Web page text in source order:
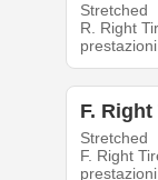
Stretched
R. Right
F. Right
Stretched
F. Right